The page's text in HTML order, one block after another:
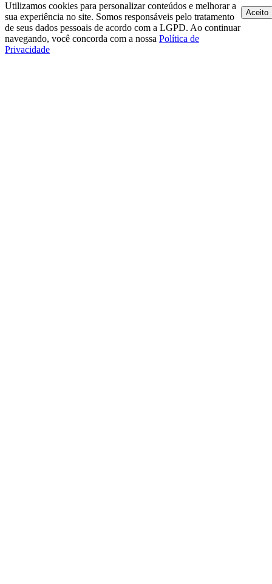
Utilizamos cookies para personalizar conteúdos e melhorar a
sua experiência no site. Somos responsáveis pelo tratamento
de seus dados pessoais de acordo com a LGPD. Ao continuar
navegando, você concorda com a nossa Política de
Privacidade
Aceito